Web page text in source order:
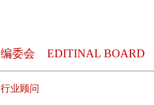
编委会 EDITINAL BOARD
行业顾问